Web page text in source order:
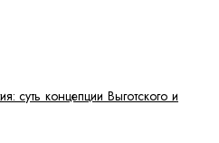
суть концепции Выготского и